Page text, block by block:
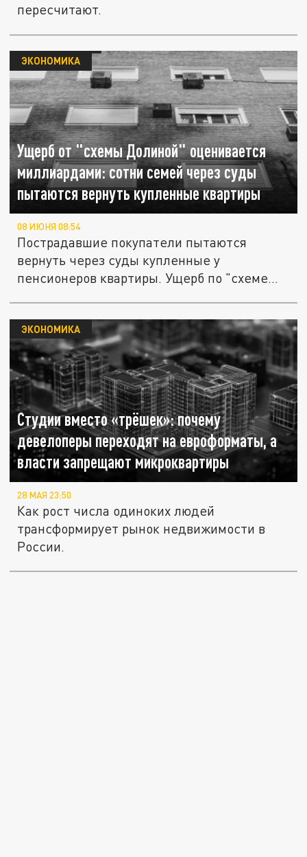
пересчитают.
Ущерб от "схемы Долиной" оценивается
миллиардами: сотни семей через суды
пытаются вернуть купленные квартиры
ЭКОНОМИКА
08 ИЮНЯ 08:54
Пострадавшие покупатели пытаются
вернуть через суды купленные у
пенсионеров квартиры. Ущерб по "схеме
Студии вместо «трёшек»: почему
девелоперы переходят на евроформаты, а
власти запрещают микроквартиры
ЭКОНОМИКА
28 МАЯ 23:50
Как рост числа одиноких людей
трансформирует рынок недвижимости в
России.